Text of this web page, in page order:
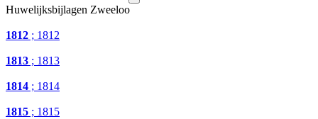
Huwelijksbijlagen Zweeloo
1812 ; 1812
1813 ; 1813
1814 ; 1814
1815 ; 1815